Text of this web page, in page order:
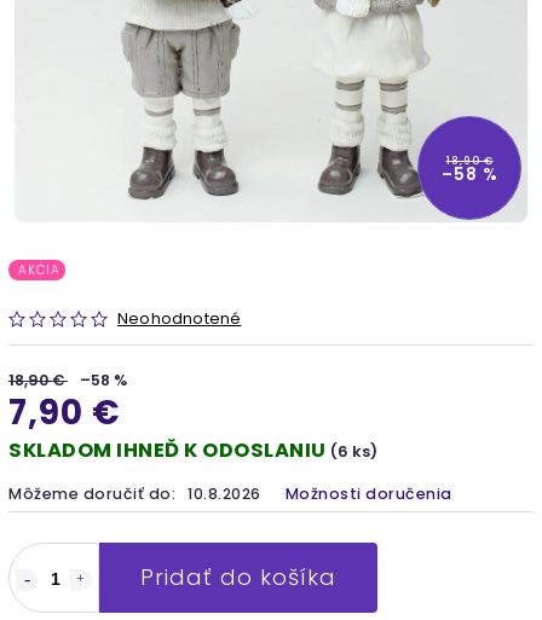
18,90 €
–58 %
AKCIA
Neohodnotené
18,90 € –58 %
7,90 €
SKLADOM IHNEĎ K ODOSLANIU (6 ks)
Môžeme doručiť do: 10.8.2026 Možnosti doručenia
Pridať do košíka